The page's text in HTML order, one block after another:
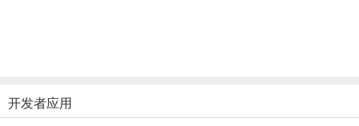
Adobe CS6，CS5，CS4和CS3，Norton，Electronic Arts游戏，
WinZip，Nero等。 访问“功能”页面，查看所有支持的产品密钥查找器
开发者应用